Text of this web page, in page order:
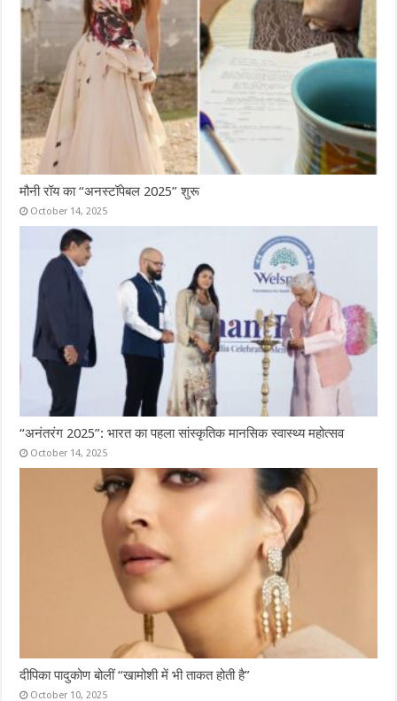
मौनी रॉय का “अनस्टॉपेबल 2025” शुरू
October 14, 2025
“अनंतरंग 2025”: भारत का पहला सांस्कृतिक मानसिक स्वास्थ्य महोत्सव
October 14, 2025
दीपिका पादुकोण बोलीं “खामोशी में भी ताकत होती है”
October 10, 2025